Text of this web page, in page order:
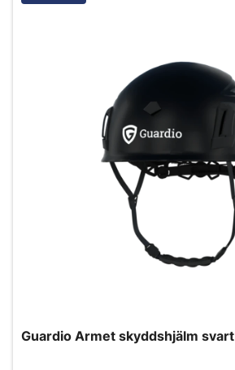
Guardio Armet skyddshjälm svart